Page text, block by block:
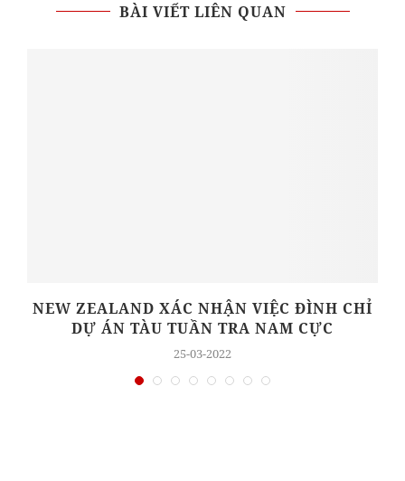
BÀI VIẾT LIÊN QUAN
NEW ZEALAND XÁC NHẬN VIỆC ĐÌNH CHỈ
DỰ ÁN TÀU TUẦN TRA NAM CỰC
25-03-2022